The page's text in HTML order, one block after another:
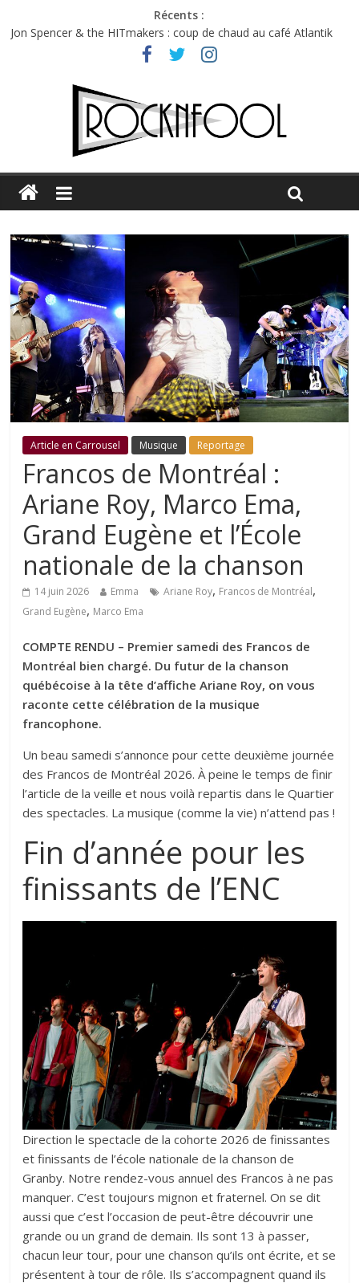
Récents :
Jon Spencer & the HITmakers : coup de chaud au café Atlantik
Hellfest 2026 vendredi : température et émotions en hausse
Hellfest 2026 jeudi : impossible de choisir entre chaleur et bonne
Première édition du Midgard Festival : entre bière, métal et
Charlie Puth à l’Olympia : la leçon de pop du Professeur Puth
Article en Carrousel Musique Reportage
Francos de Montréal :
Ariane Roy, Marco Ema,
Grand Eugène et l’École
nationale de la chanson
14 juin 2026 Emma Ariane Roy, Francos de Montréal,
Grand Eugène, Marco Ema
COMPTE RENDU – Premier samedi des Francos de
Montréal bien chargé. Du futur de la chanson
québécoise à la tête d’affiche Ariane Roy, on vous
raconte cette célébration de la musique
francophone.
Un beau samedi s’annonce pour cette deuxième journée
des Francos de Montréal 2026. À peine le temps de finir
l’article de la veille et nous voilà repartis dans le Quartier
des spectacles. La musique (comme la vie) n’attend pas !
Fin d’année pour les
finissants de l’ENC
Direction le spectacle de la cohorte 2026 de finissantes
et finissants de l’école nationale de la chanson de
Granby. Notre rendez-vous annuel des Francos à ne pas
manquer. C’est toujours mignon et fraternel. On se dit
aussi que c’est l’occasion de peut-être découvrir une
grande ou un grand de demain. Ils sont 13 à passer,
chacun leur tour, pour une chanson qu’ils ont écrite, et se
présentent à tour de rôle. Ils s’accompagnent quand ils